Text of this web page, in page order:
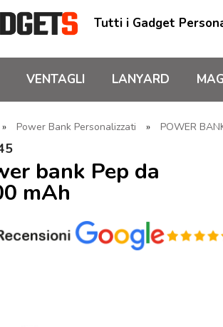
Tutti i Gadget
VENTAGLI LANYARD
» Power Bank Personalizzati » POWER
bank Pep da
mAh